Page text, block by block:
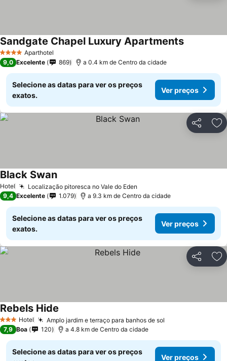
4 EstrelasAparthotel
Sandgate Chapel Luxury Apartments
9,0 Excelente 869 a 0.4 km de Centro da cidade
Selecione as datas para ver os preços
exatos.
Ver preços
Partilhar
Hotel Localização pitoresca no Vale do Eden
Black Swan
9,4 Excelente 1.079 a 9.3 km de Centro da cidade
Selecione as datas para ver os preços
exatos.
Ver preços
Partilhar
3 EstrelasHotel Amplo jardim e terraço para banhos de sol
Rebels Hide
7,9 Boa 120 a 4.8 km de Centro da cidade
Selecione as datas para ver os preços
Ver preços